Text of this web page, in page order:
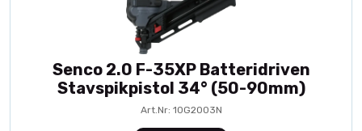
Senco 2.0 F-35XP Batteridriven
Stavspikpistol 34° (50-90mm)
Art.Nr: 10G2003N